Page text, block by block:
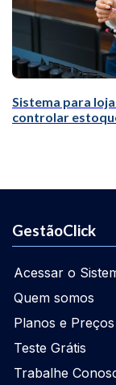
Sistema para
controlar
GestãoClick
Acessar o
Quem somos
Planos e Preços
Teste Grátis
Trabalhe